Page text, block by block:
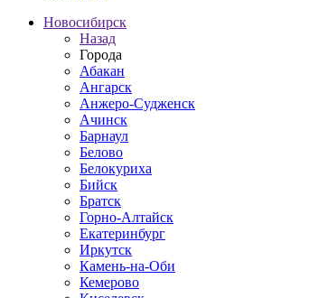
Новосибирск
Назад
Города
Абакан
Ангарск
Анжеро-Судженск
Ачинск
Барнаул
Белово
Белокуриха
Бийск
Братск
Горно-Алтайск
Екатеринбург
Иркутск
Камень-на-Оби
Кемерово